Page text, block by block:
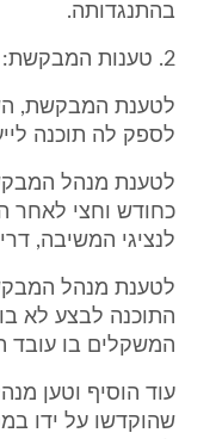
בהתנגדותה.
2. טענות המבקשת:
לטענת המבקשת,
לספק לה תוכנה
לטענת מנהל
כחודש וחצי לאחר
לנציגי המשיבה,
לטענת מנהל
התוכנה לבצע לא
המשקלים בו עובד
עוד הוסיף וטען
שהוקדשו על ידו